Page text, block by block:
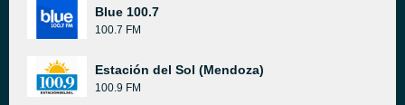
Blue 100.7
100.7 FM
Estación del Sol (Mendoza)
100.9 FM